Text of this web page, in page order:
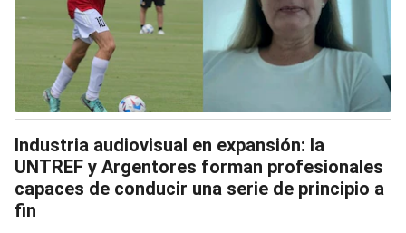
Industria audiovisual en expansión: la
UNTREF y Argentores forman profesionales
capaces de conducir una serie de principio a
fin